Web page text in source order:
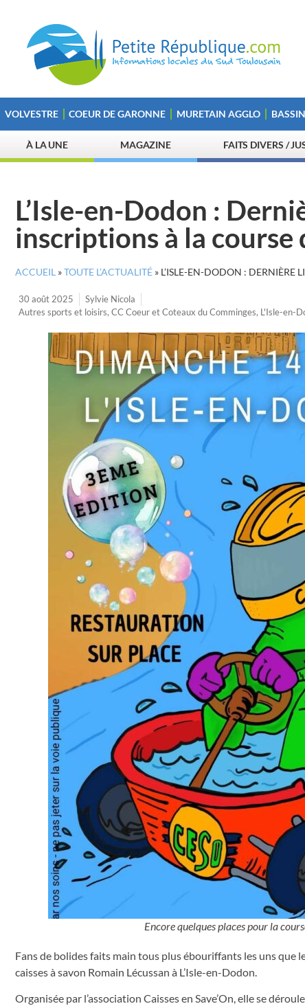
VOLVESTRE COEUR DE GARONNE MURETAIN AGGLO
À LA UNE MAGAZINE FAITS DIVERS /
L’Isle-en-Dodon :
inscriptions à la course
ACCUEIL »TOUTE L’ACTUALITÉ » L’ISLE-EN-DODON : DERNIÈRE
30 août 2025
Sylvie Nicola
Autres sports et loisirs, CC Coeur et Coteaux du Comminges, L'Isle-en-
Encore quelques places pour la
Fans de bolides faits main tous plus ébouriffants les uns que
caisses à savon Romain Lécussan à L’Isle-en-Dodon.
Organisée par l’association Caisses en Save’On, elle se